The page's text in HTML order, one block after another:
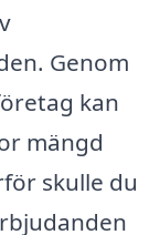
Genom
kan
mängd
skulle du